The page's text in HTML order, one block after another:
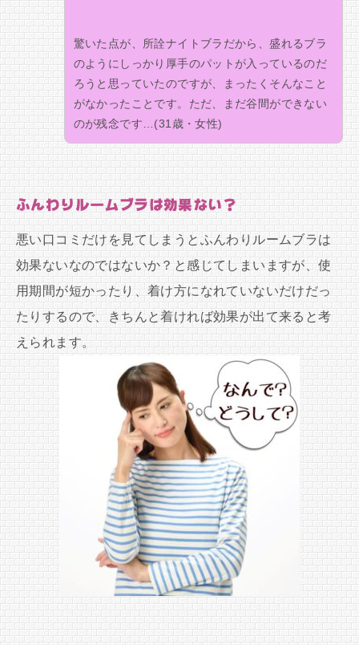
驚いた点が、所詮ナイトブラだから、盛れるブラ
のようにしっかり厚手のパットが入っているのだ
ろうと思っていたのですが、まったくそんなこと
がなかったことです。ただ、まだ谷間ができない
のが残念です…(31歳・女性)
ふんわりルームブラは効果ない？
悪い口コミだけを見てしまうとふんわりルームブラは
効果ないなのではないか？と感じてしまいますが、使
用期間が短かったり、着け方になれていないだけだっ
たりするので、きちんと着ければ効果が出て来ると考
えられます。